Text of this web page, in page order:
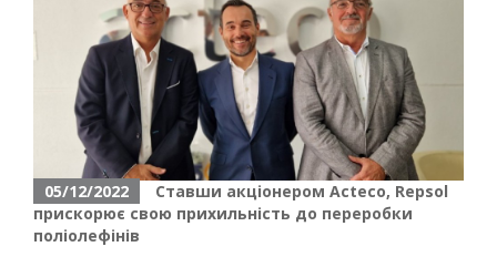
05/12/2022
Ставши акціонером Acteco, Repsol
прискорює свою прихильність до переробки
поліолефінів